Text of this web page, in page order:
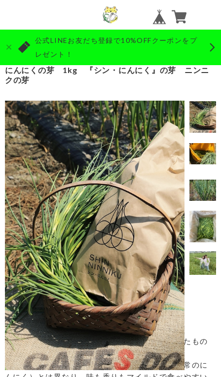
公式LINEお友だち登録で10%OFFクーポンをプ
レゼント！
にんにくの芽 1kg 『シン・にんにく』の芽 ニンニ
クの芽
【商品概要】
にんにくの芽は、春にとう立ちした部分を収穫したもの
です。
にんにくの味や香りはしますが、鱗茎の部分（通常のに